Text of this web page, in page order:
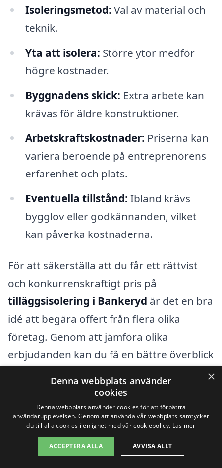
Isoleringsmetod: Val av material och
teknik.
Yta att isolera: Större ytor medför
högre kostnader.
Byggnadens skick: Extra arbete kan
krävas för äldre konstruktioner.
Arbetskraftskostnader: Priserna kan
variera beroende på entreprenörens
erfarenhet och plats.
Eventuella tillstånd: Ibland krävs
bygglov eller godkännanden, vilket
kan påverka kostnaderna.
För att säkerställa att du får ett rättvist
och konkurrenskraftigt pris på
tilläggsisolering i Bankeryd är det en bra
idé att begära offert från flera olika
företag. Genom att jämföra olika
erbjudanden kan du få en bättre överblick
över vilka alternativ som finns tillgängliga,
såväl som kostnaderna för varje
alternativ. Tänk också på att diskutera
dina specifika behov och önskemål med
entreprenörerna, så att de kan ge dig ett
×
Denna webbplats använder
cookies
Denna webbplats använder cookies för att förbättra
användarupplevelsen. Genom att använda vår webbplats samtycker
du till alla cookies i enlighet med vår cookiepolicy. Läs mer
ACCEPTERA ALLA AVVISA ALLT